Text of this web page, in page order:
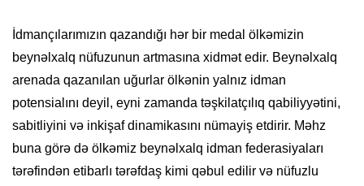
İdmançılarımızın qazandığı hər bir medal ölkəmizin
beynəlxalq nüfuzunun artmasına xidmət edir. Beynəlxalq
arenada qazanılan uğurlar ölkənin yalnız idman
potensialını deyil, eyni zamanda təşkilatçılıq qabiliyyətini,
sabitliyini və inkişaf dinamikasını nümayiş etdirir. Məhz
buna görə də ölkəmiz beynəlxalq idman federasiyaları
tərəfindən etibarlı tərəfdaş kimi qəbul edilir və nüfuzlu